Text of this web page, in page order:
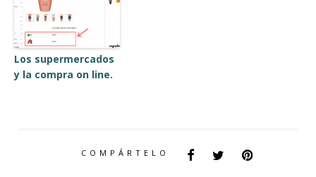
Los supermercados
y la compra on line.
COMPÁRTELO